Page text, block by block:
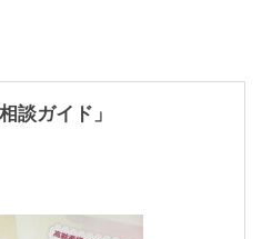
談ガイド」